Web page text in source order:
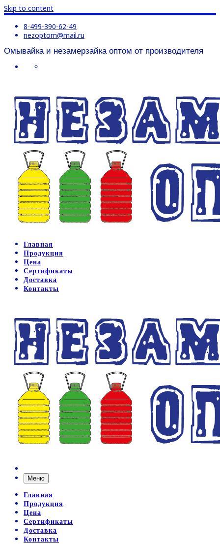
Skip to content
8-499-390-62-49
nezoptom@mail.ru
Омывайка и незамерзайка оптом от производителя
Главная
Продукция
Цена
Сертификаты
Доставка
Контакты
Меню
Главная
Продукция
Цена
Сертификаты
Доставка
Контакты